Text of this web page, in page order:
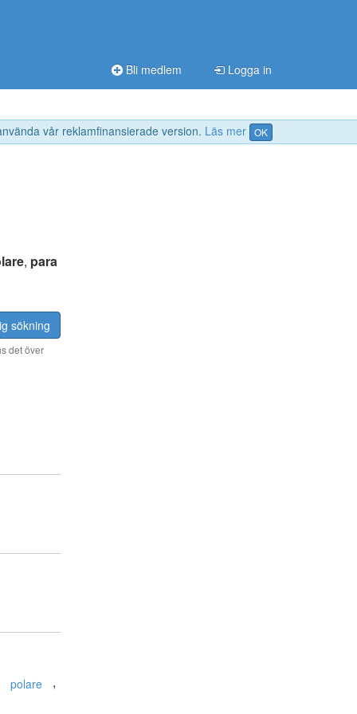
vår reklamfinansierade version. Läs mer OK
Bli medlem Logga in
, para
sökning
det över
polare ,